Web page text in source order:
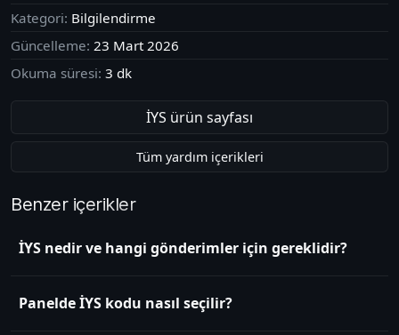
Kategori: Bilgilendirme
Güncelleme: 23 Mart 2026
Okuma süresi: 3 dk
İYS ürün sayfası
Tüm yardım içerikleri
Benzer içerikler
İYS nedir ve hangi gönderimler için gereklidir?
Panelde İYS kodu nasıl seçilir?